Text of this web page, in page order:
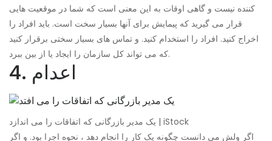
کننده نیست و گاهی اوقات به این معنی است که شما در موقعیت هایی
قرار می گیرید که پیمایش برای آنها بسیار سخت است. باید افراد را
اخراج کنید. افراد را استخدام کنید. و تماس های بسیار سختی برقرار کنید
که می تواند کل سازمان را ایجاد یا از بین ببرد.
4. اعدام
یک مدیر بازرگانی که اتفاقات را می اندازد | iStock
اگر ولش می دانست چگونه یک کار را انجام دهد ، نحوه اجرا بود. و اگر